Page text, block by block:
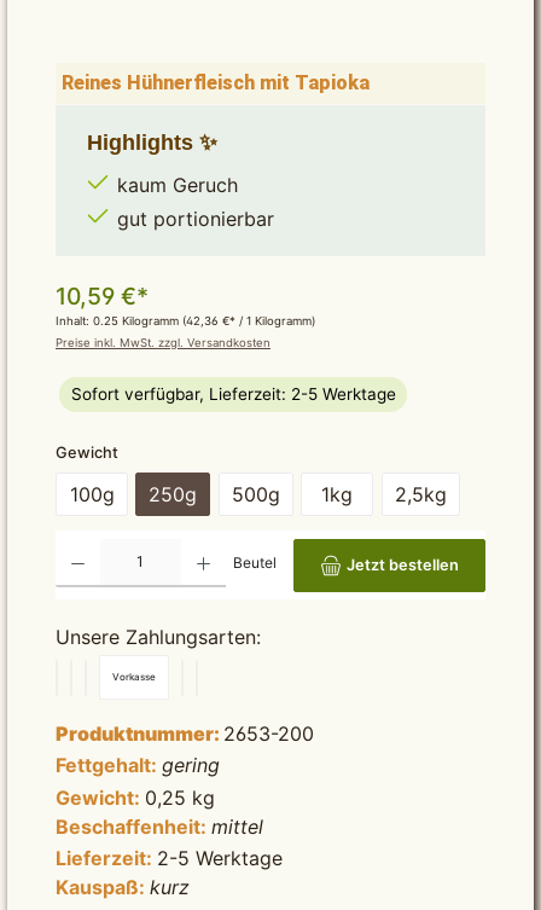
Reines Hühnerfleisch mit Tapioka
Highlights ✨
kaum Geruch
gut portionierbar
10,59 €*
Inhalt: 0.25 Kilogramm (42,36 €* / 1 Kilogramm)
Preise inkl. MwSt. zzgl. Versandkosten
Sofort verfügbar, Lieferzeit: 2-5 Werktage
Gewichtauswählen
100g 250g 500g 1kg 2,5kg
Produkt Anzahl: Gib den gewünschten Wert ein oder benutze die Schaltflächen um die
Beutel Jetzt bestellen
Unsere Zahlungsarten:
Vorkasse
Produktnummer: 2653-200
Fettgehalt: gering
Gewicht: 0,25 kg
Beschaffenheit: mittel
Lieferzeit: 2-5 Werktage
Kauspaß: kurz